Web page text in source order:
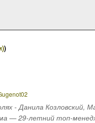
)
- Данила Козловский,
— 29-летний топ-